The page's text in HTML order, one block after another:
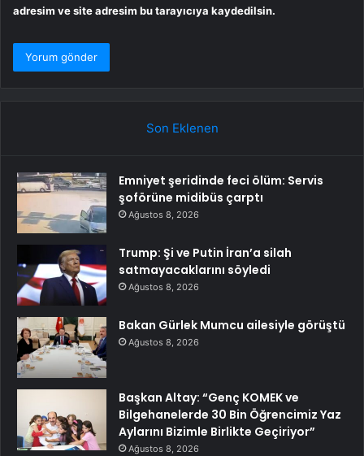
adresim ve site adresim bu tarayıcıya kaydedilsin.
Son Eklenen
Emniyet şeridinde feci ölüm: Servis
şoförüne midibüs çarptı
Ağustos 8, 2026
Trump: Şi ve Putin İran’a silah
satmayacaklarını söyledi
Ağustos 8, 2026
Bakan Gürlek Mumcu ailesiyle görüştü
Ağustos 8, 2026
Başkan Altay: “Genç KOMEK ve
Bilgehanelerde 30 Bin Öğrencimiz Yaz
Aylarını Bizimle Birlikte Geçiriyor”
Ağustos 8, 2026